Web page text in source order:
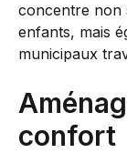
concentre non
enfants, mais
municipaux
confort